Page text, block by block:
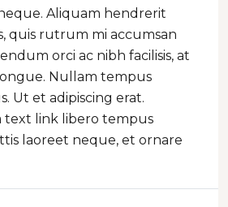
Aliquam hendrerit
quis rutrum mi accumsan
orci ac nibh facilisis, at
Nullam tempus
Ut et adipiscing erat.
text link libero tempus
laoreet neque, et ornare